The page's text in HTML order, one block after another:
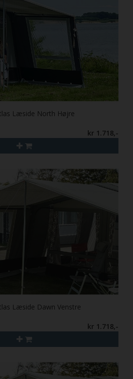
Læside North Højre
kr 1.718,-
Læside Dawn Venstre
kr 1.718,-